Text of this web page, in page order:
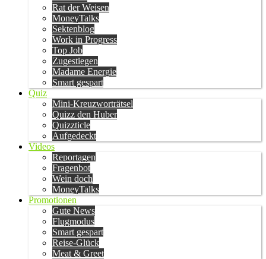
Rat der Weisen
MoneyTalks
Sektenblog
Work in Progress
Top Job
Zugestiegen
Madame Energie
Smart gespart
Quiz
Mini-Kreuzworträtsel
Quizz den Huber
Quizzticle
Aufgedeckt
Videos
Reportagen
Fragenbot
Wein doch
MoneyTalks
Promotionen
Gute News
Flugmodus
Smart gespart
Reise-Glück
Meat & Greet